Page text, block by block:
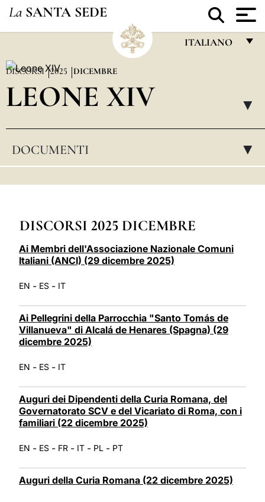
La SANTA SEDE
ITALIANO
العربيّة
中文
DISCORSI 2025 DICEMBRE
LEONE XIV ▸
DOCUMENTI ▸
DISCORSI 2025 DICEMBRE
Ai Membri dell'Associazione Nazionale Comuni
Italiani (ANCI) (29 dicembre 2025)
EN - ES - IT
Ai Pellegrini della Parrocchia "Santo Tomás de
Villanueva" di Alcalá de Henares (Spagna) (29
dicembre 2025)
EN - ES - IT
Auguri dei Dipendenti della Curia Romana, del
Governatorato SCV e del Vicariato di Roma, con i
familiari (22 dicembre 2025)
EN - ES - FR - IT - PL - PT
Auguri della Curia Romana (22 dicembre 2025)